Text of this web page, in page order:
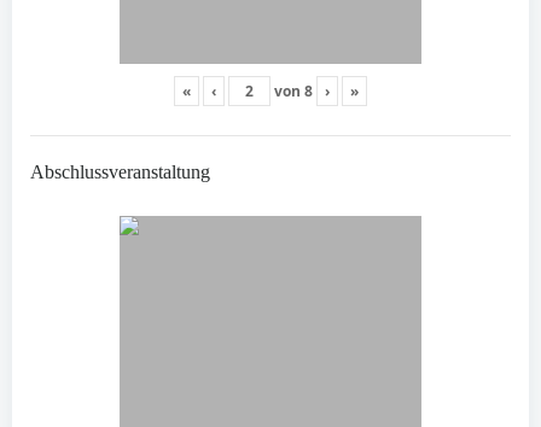
« ‹ von 8 › »
Abschlussveranstaltung